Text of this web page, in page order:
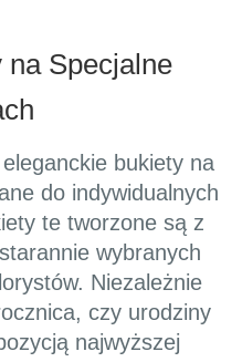
na Specjalne
bukiety na
do indywidualnych
te tworzone są z
wybranych
Niezależnie
czy urodziny
najwyższej